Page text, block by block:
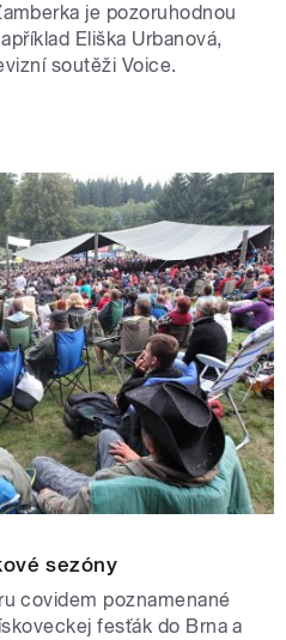
je pozoruhodnou
Eliška Urbanová,
soutěži Voice.
sezóny
covidem poznamenané
fesťák do Brna a